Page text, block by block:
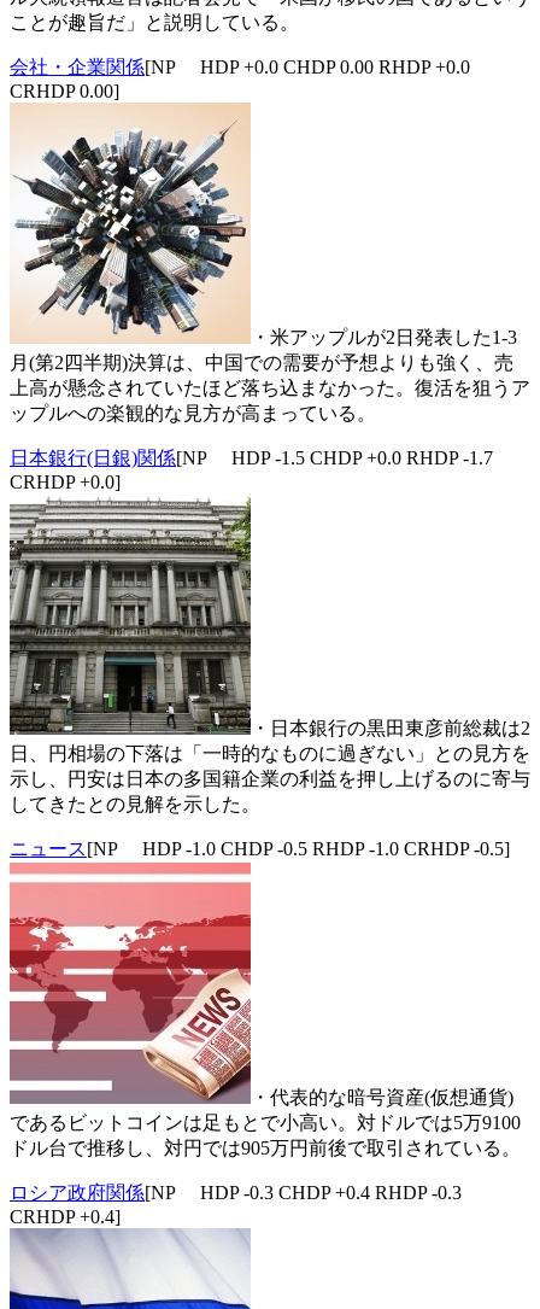
ことが趣旨だ」と説明している。
会社・企業関係[NP HDP +0.0 CHDP 0.00 RHDP +0.0
CRHDP 0.00]
・米アップルが2日発表した1-3
月(第2四半期)決算は、中国での需要が予想よりも強く、売
上高が懸念されていたほど落ち込まなかった。復活を狙うア
ップルへの楽観的な見方が高まっている。
日本銀行(日銀)関係[NP HDP -1.5 CHDP +0.0 RHDP -1.7
CRHDP +0.0]
・日本銀行の黒田東彦前総裁は2
日、円相場の下落は「一時的なものに過ぎない」との見方を
示し、円安は日本の多国籍企業の利益を押し上げるのに寄与
してきたとの見解を示した。
ニュース[NP HDP -1.0 CHDP -0.5 RHDP -1.0 CRHDP -0.5]
・代表的な暗号資産(仮想通貨)
であるビットコインは足もとで小高い。対ドルでは5万9100
ドル台で推移し、対円では905万円前後で取引されている。
ロシア政府関係[NP HDP -0.3 CHDP +0.4 RHDP -0.3
CRHDP +0.4]